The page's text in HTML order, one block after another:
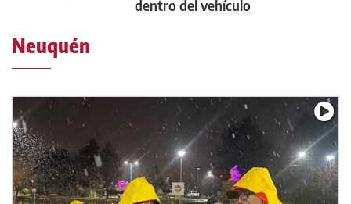
dentro del vehículo
Neuquén